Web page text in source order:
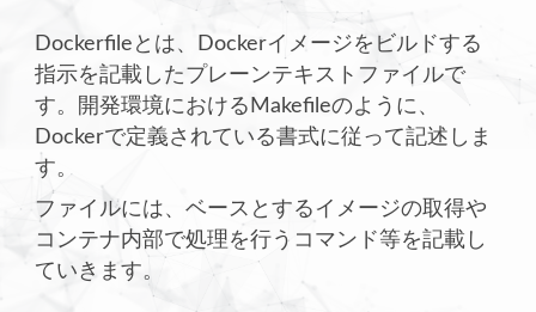
Dockerfileとは、Dockerイメージをビルドする
指示を記載したプレーンテキストファイルで
す。開発環境におけるMakefileのように、
Dockerで定義されている書式に従って記述しま
す。
ファイルには、ベースとするイメージの取得や
コンテナ内部で処理を行うコマンド等を記載し
ていきます。